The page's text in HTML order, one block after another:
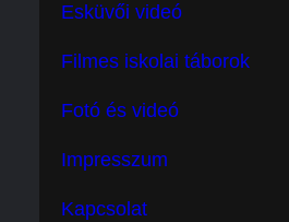
Esküvői videó
Filmes iskolai táborok
Fotó és videó
Impresszum
Kapcsolat